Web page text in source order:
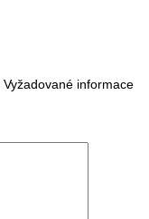
Vyžadované informace